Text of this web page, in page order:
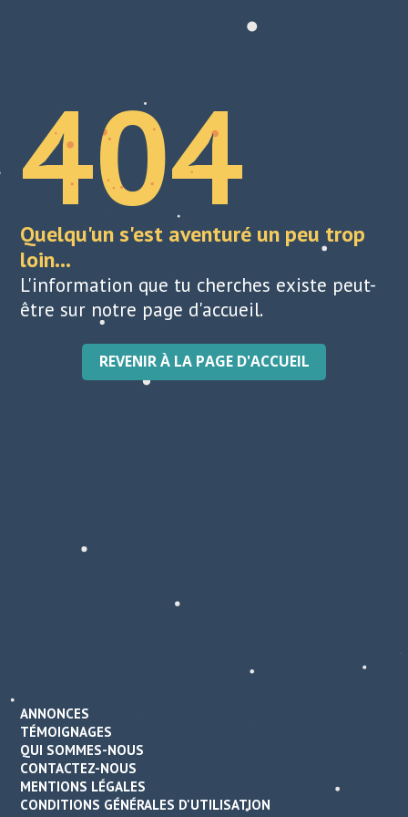
404
Quelqu'un s'est aventuré un peu trop
loin...
L'information que tu cherches existe peut-
être sur notre page d'accueil.
REVENIR À LA PAGE D'ACCUEIL
ANNONCES
TÉMOIGNAGES
QUI SOMMES-NOUS
CONTACTEZ-NOUS
MENTIONS LÉGALES
CONDITIONS GÉNÉRALES D'UTILISATION